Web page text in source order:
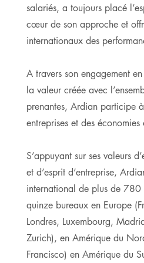
salariés, a toujours placé
cœur de son approche et
internationaux des
A travers son engagement
la valeur créée avec
prenantes, Ardian participe
entreprises et des
S’appuyant sur ses valeurs
et d’esprit d’entreprise,
international de plus de 780
quinze bureaux en Europe
Londres, Luxembourg,
Zurich), en Amérique du
Francisco) en Amérique du